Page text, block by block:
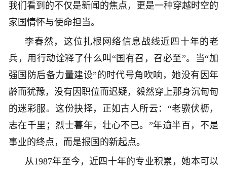
我们看到的不仅是新闻的焦点，更是一种穿越时空的
家国情怀与使命担当。
李春然，这位扎根网络信息战线近四十年的老
兵，用行动诠释了什么叫“国有召，召必至”。当“加
强国防后备力量建设”的时代号角吹响，她没有因年
龄而犹豫，没有因职位而迟疑，毅然穿上那身沉甸甸
的迷彩服。这份抉择，正如古人所云：“老骥伏枥，
志在千里；烈士暮年，壮心不已。”年逾半百，不是
事业的终点，而是报国的新起点。
从1987年至今，近四十年的专业积累，她本可以